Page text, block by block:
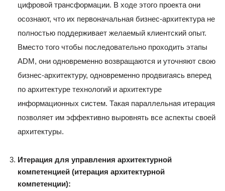
цифровой трансформации. В ходе этого проекта они
осознают, что их первоначальная бизнес-архитектура не
полностью поддерживает желаемый клиентский опыт.
Вместо того чтобы последовательно проходить этапы
ADM, они одновременно возвращаются и уточняют свою
бизнес-архитектуру, одновременно продвигаясь вперед
по архитектуре технологий и архитектуре
информационных систем. Такая параллельная итерация
позволяет им эффективно выровнять все аспекты своей
архитектуры.
Итерация для управления архитектурной
компетенцией (итерация архитектурной
компетенции):